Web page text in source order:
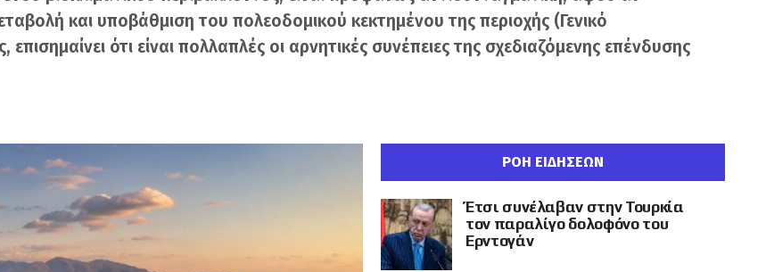
και υποβάθμιση του πολεοδομικού κεκτημένου της περιοχής (Γενικό
ότι είναι πολλαπλές οι αρνητικές συνέπειες της σχεδιαζόμενης επένδυσης
ΡΟΗ ΕΙΔΗΣΕΩΝ
Έτσι συνέλαβαν στην Τουρκία
τον παραλίγο δολοφόνο του
Ερντογάν